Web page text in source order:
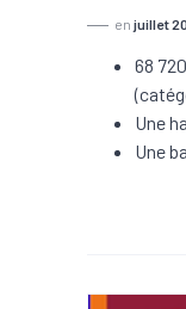
en juillet
68
Une
Une